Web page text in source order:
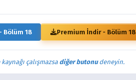
Bölüm 18 Premium İndir - Bölüm 18
çalışmazsa diğer butonudeneyin.